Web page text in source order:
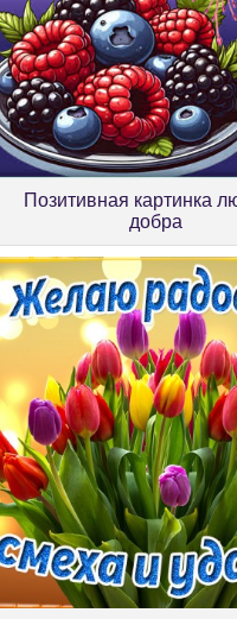
Позитивная картинка
добра